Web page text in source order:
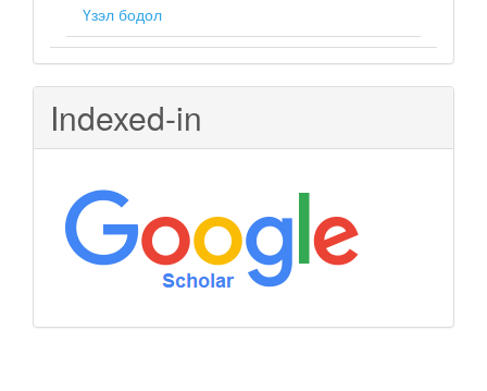
Үзэл бодол
Indexed-in